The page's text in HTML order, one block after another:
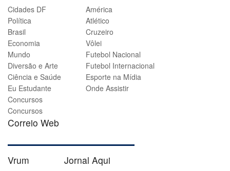
Cidades DF
Política
Brasil
Economia
Mundo
Diversão e Arte
Ciência e Saúde
Eu Estudante
Concursos
Concursos
Correio Web
América
Atlético
Cruzeiro
Vôlei
Futebol Nacional
Futebol Internacional
Esporte na Mídia
Onde Assistir
Vrum Jornal Aqui